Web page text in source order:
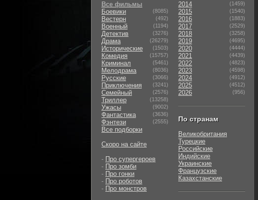
Все фильмы
Боевики
(8085)
Вестерн (492)
Военный (1194)
Детектив (3276)
Драма (26279)
Исторические (1503)
Комедия (15757)
Криминал (5461)
Мелодрама (8036)
Русские (3066)
Приключения (3241)
Семейный (2576)
Триллер (13258)
Ужасы (9002)
Фантастика (3636)
Фэнтези (2555)
Все подборки
Скоро на сайте
- Про супергероев
- Про зомби
- Про гонки
- Про роботов
- Про монстров
2014 (1459)
2015 (1540)
2016 (1883)
2017 (2529)
2018 (3258)
2019 (4695)
2020 (4444)
2021 (4439)
2022 (4823)
2023 (4598)
2024 (4912)
2025 (4512)
2026 (956)
По странам
Великобритания
Турецкие
Российские
Индийские
Украинские
Французские
Казахстанские